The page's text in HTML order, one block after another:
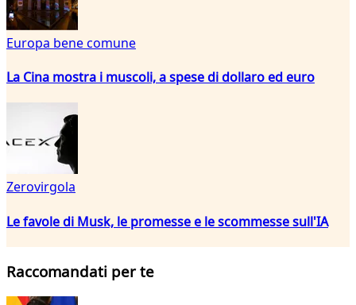
Europa bene comune
La Cina mostra i muscoli, a spese di dollaro ed euro
Zerovirgola
Le favole di Musk, le promesse e le scommesse sull'IA
Raccomandati per te